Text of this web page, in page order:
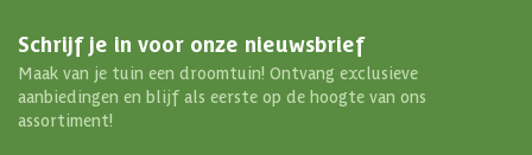
Schrijf je in voor onze nieuwsbrief
Maak van je tuin een droomtuin! Ontvang exclusieve
aanbiedingen en blijf als eerste op de hoogte van ons
assortiment!